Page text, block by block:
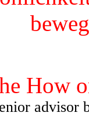
How
advisor